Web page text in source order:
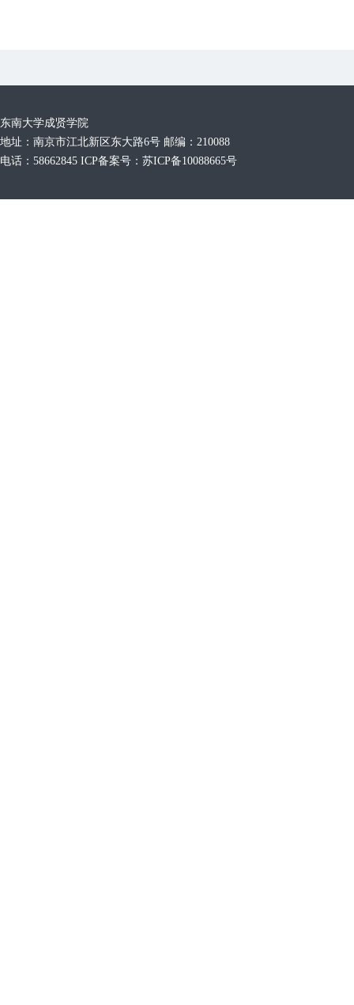
东南大学成贤学院
地址：南京市江北新区东大路6号 邮编：210088
电话：58662845 ICP备案号：苏ICP备10088665号